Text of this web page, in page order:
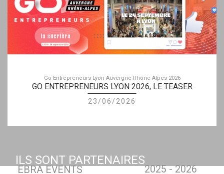
Go Entrepreneurs Lyon Auvergne-Rhône-Alpes 2026
GO ENTREPRENEURS LYON 2026, LE TEASER
23/06/2026
ILS SONT PARTENAIRES
EBRA EVENTS 2025 - 2026